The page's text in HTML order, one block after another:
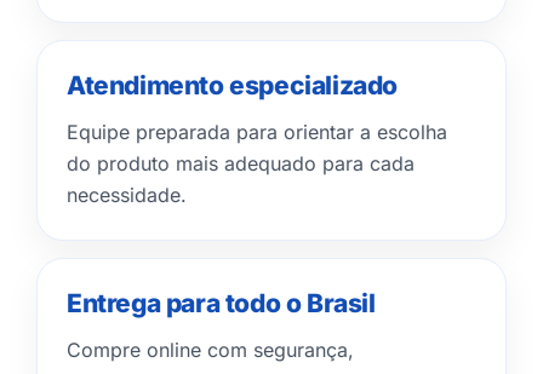
Atendimento especializado
Equipe preparada para orientar a escolha
do produto mais adequado para cada
necessidade.
Entrega para todo o Brasil
Compre online com segurança,